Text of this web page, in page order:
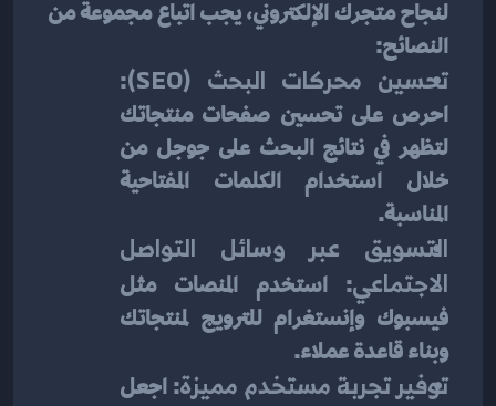
النصائح:
تحسين محركات البحث (SEO)
خلال استخدام الكلمات المفتاحية
المناسبة.
الاجتماعي
وبناء قاعدة عملاء.
توفير تجربة مستخدم مميزة